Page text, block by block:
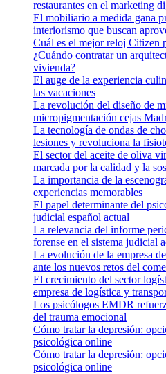
restaurantes en el marketing
El mobiliario a medida gana
interiorismo que buscan
Cuál es el mejor reloj Citizen
¿Cuándo contratar un
vivienda?
El auge de la experiencia
las vacaciones
La revolución del diseño de
micropigmentación cejas
La tecnología de ondas de
lesiones y revoluciona la
El sector del aceite de oliva
marcada por la calidad y la
La importancia de la
experiencias memorables
El papel determinante del
judicial español actual
La relevancia del informe
forense en el sistema judicial
La evolución de la empresa
ante los nuevos retos del
El crecimiento del sector
empresa de logística y
Los psicólogos EMDR
del trauma emocional
Cómo tratar la depresión:
psicológica online
Cómo tratar la depresión:
psicológica online